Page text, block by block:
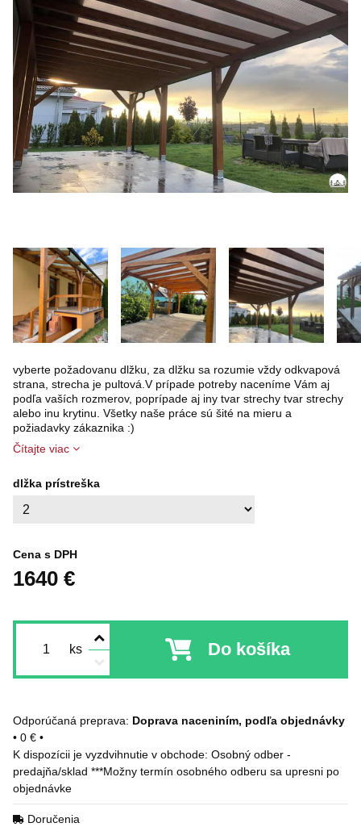
vyberte požadovanu dlžku, za dlžku sa rozumie vždy odkvapová
strana, strecha je pultová.V prípade potreby naceníme Vám aj
podľa vaších rozmerov, poprípade aj iny tvar strechy tvar strechy
alebo inu krytinu. Všetky naše práce sú šité na mieru a
požiadavky zákaznika :)
Čítajte viac
dlžka prístreška
Cena s DPH
1640 €
ks Do košíka
Doprava naceniním, podľa objednávky
• 0 € •
Osobný odber -
predajňa/sklad ***Možny termín osobného odberu sa upresni po
objednávke
Doručenia